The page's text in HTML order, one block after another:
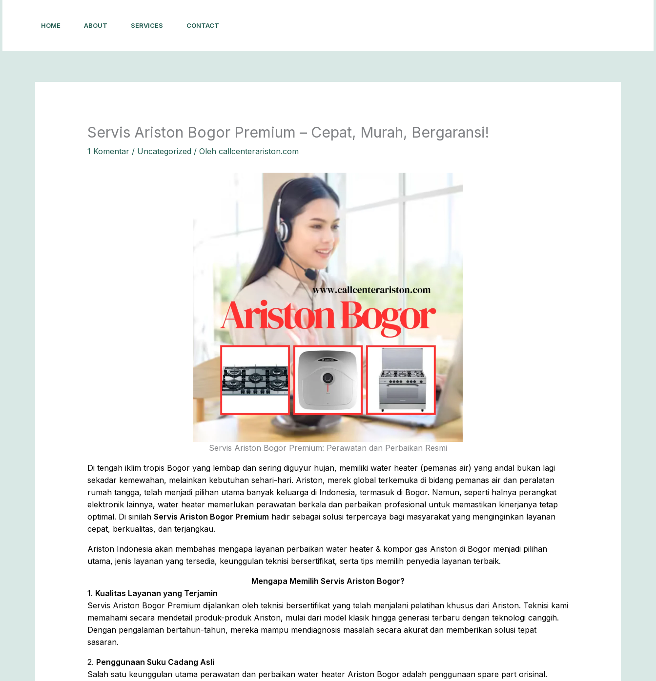
HOME ABOUT SERVICES CONTACT
Servis Ariston Bogor Premium – Cepat, Murah, Bergaransi!
1 Komentar / Uncategorized/ Oleh callcenterariston.com
Servis Ariston Bogor Premium: Perawatan dan Perbaikan Resmi
Di tengah iklim tropis Bogor yang lembap dan sering diguyur hujan, memiliki water heater (pemanas air) yang andal bukan lagi
sekadar kemewahan, melainkan kebutuhan sehari-hari. Ariston, merek global terkemuka di bidang pemanas air dan peralatan
rumah tangga, telah menjadi pilihan utama banyak keluarga di Indonesia, termasuk di Bogor. Namun, seperti halnya perangkat
elektronik lainnya, water heater memerlukan perawatan berkala dan perbaikan profesional untuk memastikan kinerjanya tetap
optimal. Di sinilah Servis Ariston Bogor Premium hadir sebagai solusi terpercaya bagi masyarakat yang menginginkan layanan
cepat, berkualitas, dan terjangkau.
Ariston Indonesia akan membahas mengapa layanan perbaikan water heater & kompor gas Ariston di Bogor menjadi pilihan
utama, jenis layanan yang tersedia, keunggulan teknisi bersertifikat, serta tips memilih penyedia layanan terbaik.
Mengapa Memilih Servis Ariston Bogor?
1. Kualitas Layanan yang Terjamin
Servis Ariston Bogor Premium dijalankan oleh teknisi bersertifikat yang telah menjalani pelatihan khusus dari Ariston. Teknisi kami
memahami secara mendetail produk-produk Ariston, mulai dari model klasik hingga generasi terbaru dengan teknologi canggih.
Dengan pengalaman bertahun-tahun, mereka mampu mendiagnosis masalah secara akurat dan memberikan solusi tepat
sasaran.
2. Penggunaan Suku Cadang Asli
Salah satu keunggulan utama perawatan dan perbaikan water heater Ariston Bogor adalah penggunaan spare part orisinal.